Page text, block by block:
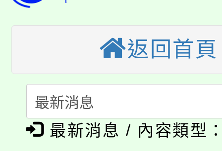
生本土語及新住民語歌
公告本校115學年度第
代理(課)教師甄選結果
公告本校115學年度第
代理(課)教師甄選結果(
轉知中國文化大學推廣
《TA101》溝通分析基
程，歡迎學生輔導中心
淨零綠生活教案入校路
會
115年食農教育專業人
返回首頁
最新消息 / 內容類型